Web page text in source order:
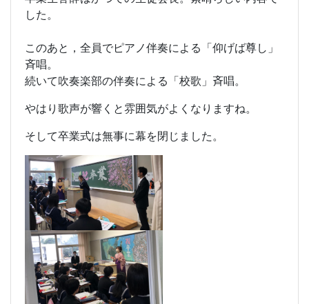
卒業生答辞はかつての生徒会長。素晴らしい内容で
した。
このあと，全員でピアノ伴奏による「仰げば尊し」
斉唱。
続いて吹奏楽部の伴奏による「校歌」斉唱。
やはり歌声が響くと雰囲気がよくなりますね。
そして卒業式は無事に幕を閉じました。